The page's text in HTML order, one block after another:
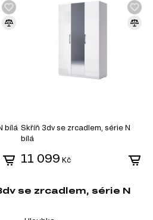
bílá Skříň 3dv se zrcadlem, série N
bílá
11 099 Kč
se zrcadlem, série N